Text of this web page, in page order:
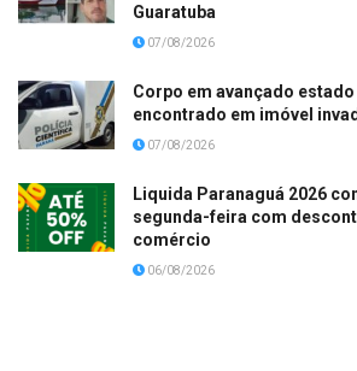
Guaratuba
07/08/2026
Corpo em avançado
encontrado em imóvel
07/08/2026
Liquida Paranaguá 2026
segunda-feira com
comércio
06/08/2026